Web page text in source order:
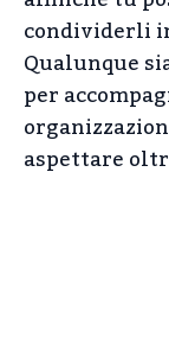
condividerli
Qualunque
per
aspettare